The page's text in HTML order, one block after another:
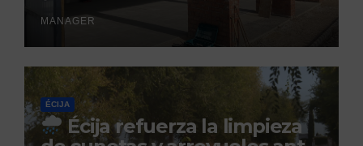
prevista para finales de 2025
MANAGER
ÉCIJA
Écija refuerza la limpieza